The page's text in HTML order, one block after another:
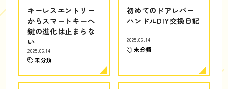
キーレスエントリー
からスマートキーへ
鍵の進化は止まらな
い
2025.06.14
未分類
初めてのドアレバー
ハンドルDIY交換日記
2025.06.14
未分類